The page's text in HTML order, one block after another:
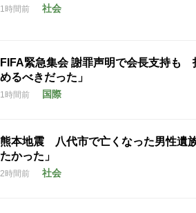
1時間前 社会
FIFA緊急集会 謝罪声明で会長支持も
めるべきだった」
1時間前 国際
熊本地震 八代市で亡くなった男性遺
たかった」
2時間前 社会